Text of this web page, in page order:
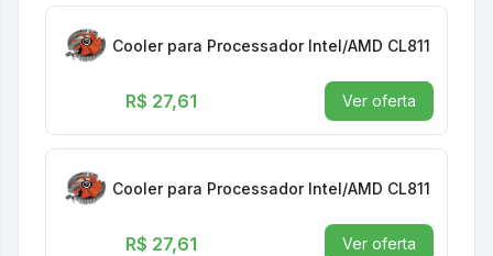
Cooler para Processador Intel/AMD CL811
R$ 27,61 Ver oferta
Cooler para Processador Intel/AMD CL811
R$ 27,61 Ver oferta